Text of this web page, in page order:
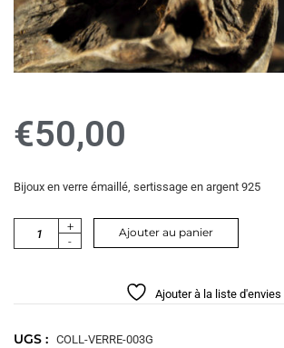
€50,00
Bijoux en verre émaillé, sertissage en argent 925
+
-
Ajouter au panier
Ajouter à la liste d'envies
UGS : COLL-VERRE-003G